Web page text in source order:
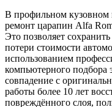
В профильном кузовном
ремонт царапин Alfa
Это позволяет
потери стоимости
использованием
компьютерного подбора
совпадение с
работы более 10 лет
повреждённого слоя,